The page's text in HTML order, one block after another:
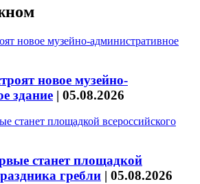
новое музейно-
здание | 05.08.2026
станет площадкой
гребли | 05.08.2026